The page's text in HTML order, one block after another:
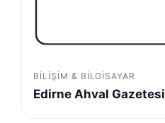
BILIŞIM & BILGISAYAR
Edirne Ahval Gazetesi